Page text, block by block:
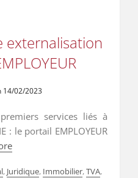
externalisation
14/02/2023
services liés à
: le portail EMPLOYEUR
, Juridique, Immobilier,TVA,